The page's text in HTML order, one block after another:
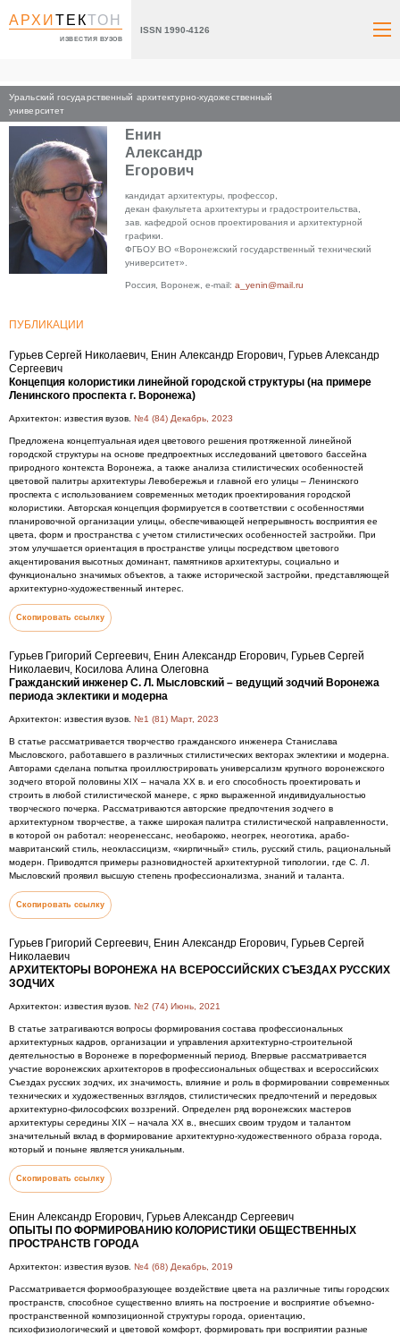
АРХИТЕКТОН
ИЗВЕСТИЯ ВУЗОВ
ISSN 1990-4126
Уральский государственный архитектурно-художественный
университет
Главная
Енин
Александр
Егорович
кандидат архитектуры, профессор,
декан факультета архитектуры и градостроительства,
зав. кафедрой основ проектирования и архитектурной
графики.
ФГБОУ ВО «Воронежский государственный технический
университет».
Россия, Воронеж, e-mail: a_yenin@mail.ru
ПУБЛИКАЦИИ
Гурьев Сергей Николаевич, Енин Александр Егорович, Гурьев Александр
Сергеевич
Концепция колористики линейной городской структуры (на примере
Ленинского проспекта г. Воронежа)
Архитектон: известия вузов. №4 (84) Декабрь, 2023
Предложена концептуальная идея цветового решения протяженной линейной
городской структуры на основе предпроектных исследований цветового бассейна
природного контекста Воронежа, а также анализа стилистических особенностей
цветовой палитры архитектуры Левобережья и главной его улицы – Ленинского
проспекта с использованием современных методик проектирования городской
колористики. Авторская концепция формируется в соответствии с особенностями
планировочной организации улицы, обеспечивающей непрерывность восприятия ее
цвета, форм и пространства с учетом стилистических особенностей застройки. При
этом улучшается ориентация в пространстве улицы посредством цветового
акцентирования высотных доминант, памятников архитектуры, социально и
функционально значимых объектов, а также исторической застройки, представляющей
архитектурно-художественный интерес.
Скопировать ссылку
Гурьев Григорий Сергеевич, Енин Александр Егорович, Гурьев Сергей
Николаевич, Косилова Алина Олеговна
Гражданский инженер С. Л. Мысловский – ведущий зодчий Воронежа
периода эклектики и модерна
Архитектон: известия вузов. №1 (81) Март, 2023
В статье рассматривается творчество гражданского инженера Станислава
Мысловского, работавшего в различных стилистических векторах эклектики и модерна.
Авторами сделана попытка проиллюстрировать универсализм крупного воронежского
зодчего второй половины XIX – начала XX в. и его способность проектировать и
строить в любой стилистической манере, с ярко выраженной индивидуальностью
творческого почерка. Рассматриваются авторские предпочтения зодчего в
архитектурном творчестве, а также широкая палитра стилистической направленности,
в которой он работал: неоренессанс, необарокко, неогрек, неоготика, арабо-
мавританский стиль, неоклассицизм, «кирпичный» стиль, русский стиль, рациональный
модерн. Приводятся примеры разновидностей архитектурной типологии, где С. Л.
Мысловский проявил высшую степень профессионализма, знаний и таланта.
Скопировать ссылку
Гурьев Григорий Сергеевич, Енин Александр Егорович, Гурьев Сергей
Николаевич
АРХИТЕКТОРЫ ВОРОНЕЖА НА ВСЕРОССИЙСКИХ СЪЕЗДАХ РУССКИХ
ЗОДЧИХ
Архитектон: известия вузов. №2 (74) Июнь, 2021
В статье затрагиваются вопросы формирования состава профессиональных
архитектурных кадров, организации и управления архитектурно-строительной
деятельностью в Воронеже в пореформенный период. Впервые рассматривается
участие воронежских архитекторов в профессиональных обществах и всероссийских
Съездах русских зодчих, их значимость, влияние и роль в формировании современных
технических и художественных взглядов, стилистических предпочтений и передовых
архитектурно-философских воззрений. Определен ряд воронежских мастеров
архитектуры середины XIX – начала XX в., внесших своим трудом и талантом
значительный вклад в формирование архитектурно-художественного образа города,
который и поныне является уникальным.
Скопировать ссылку
Енин Александр Егорович, Гурьев Александр Сергеевич
ОПЫТЫ ПО ФОРМИРОВАНИЮ КОЛОРИСТИКИ ОБЩЕСТВЕННЫХ
ПРОСТРАНСТВ ГОРОДА
Архитектон: известия вузов. №4 (68) Декабрь, 2019
Рассматривается формообразующее воздействие цвета на различные типы городских
пространств, способное существенно влиять на построение и восприятие объемно-
пространственной композиционной структуры города, ориентацию,
психофизиологический и цветовой комфорт, формировать при восприятии разные